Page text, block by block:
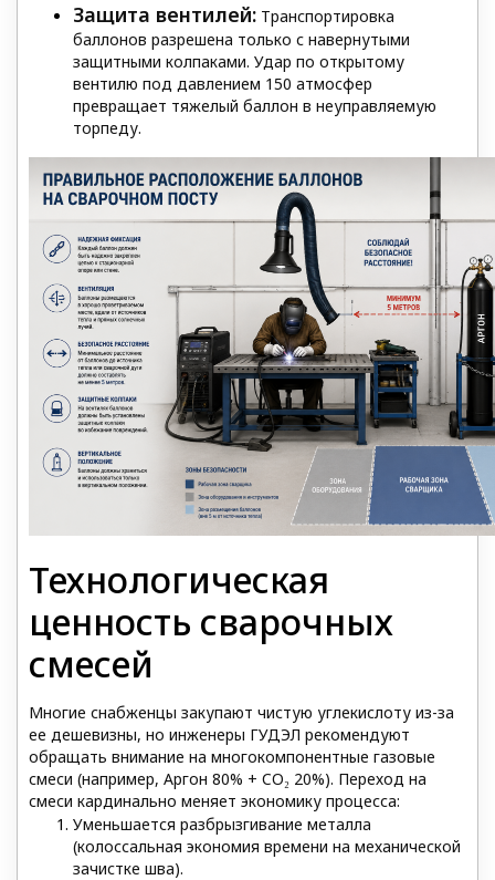
Защита вентилей: Транспортировка
баллонов разрешена только с навернутыми
защитными колпаками. Удар по открытому
вентилю под давлением 150 атмосфер
превращает тяжелый баллон в неуправляемую
торпеду.
Технологическая
ценность сварочных
смесей
Многие снабженцы закупают чистую углекислоту из-за
ее дешевизны, но инженеры ГУДЭЛ рекомендуют
обращать внимание на многокомпонентные газовые
смеси (например, Аргон 80% + CO₂ 20%). Переход на
смеси кардинально меняет экономику процесса:
Уменьшается разбрызгивание металла
(колоссальная экономия времени на механической
зачистке шва).